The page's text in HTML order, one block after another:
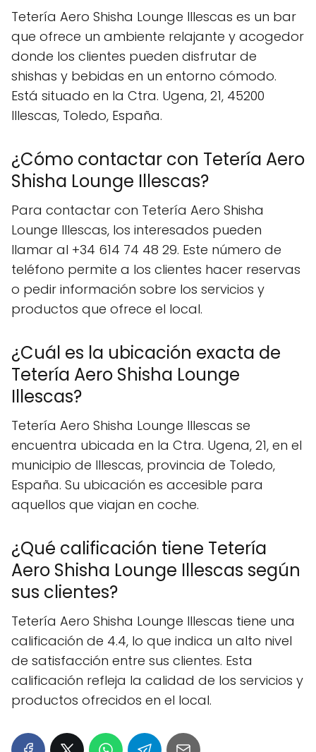
Tetería Aero Shisha Lounge Illescas es un bar
que ofrece un ambiente relajante y acogedor
donde los clientes pueden disfrutar de
shishas y bebidas en un entorno cómodo.
Está situado en la Ctra. Ugena, 21, 45200
Illescas, Toledo, España.
¿Cómo contactar con Tetería Aero
Shisha Lounge Illescas?
Para contactar con Tetería Aero Shisha
Lounge Illescas, los interesados pueden
llamar al +34 614 74 48 29. Este número de
teléfono permite a los clientes hacer reservas
o pedir información sobre los servicios y
productos que ofrece el local.
¿Cuál es la ubicación exacta de
Tetería Aero Shisha Lounge
Illescas?
Tetería Aero Shisha Lounge Illescas se
encuentra ubicada en la Ctra. Ugena, 21, en el
municipio de Illescas, provincia de Toledo,
España. Su ubicación es accesible para
aquellos que viajan en coche.
¿Qué calificación tiene Tetería
Aero Shisha Lounge Illescas según
sus clientes?
Tetería Aero Shisha Lounge Illescas tiene una
calificación de 4.4, lo que indica un alto nivel
de satisfacción entre sus clientes. Esta
calificación refleja la calidad de los servicios y
productos ofrecidos en el local.